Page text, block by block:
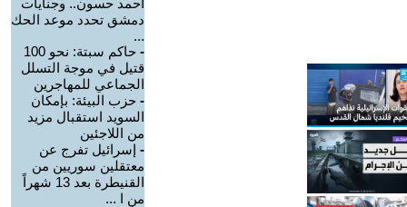
أحمد حسون.. وجنايات
دمشق تحدد موعد الحك
...
-
حاكم سبتة: نحو 100
قتيل في موجة التسلل
الجماعي للمهاجرين
- حزب البيئة: بإمكان
السويد استقبال مزيد
من اللاجئين
- إسرائيل تفرج عن
معتقلين سوريين من
القنيطرة بعد 13 شهراً
من ا ...